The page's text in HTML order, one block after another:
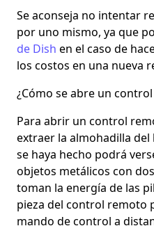
Se aconseja no intentar
por uno mismo, ya que
de Dish en el caso de
los costos en una nueva
¿Cómo se abre un
Para abrir un control
extraer la almohadilla
se haya hecho podrá
objetos metálicos con
toman la energía de las
pieza del control remoto
mando de control a